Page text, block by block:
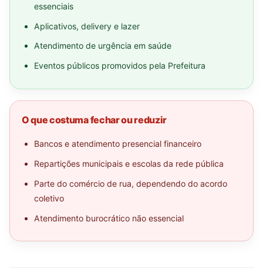
essenciais
Aplicativos, delivery e lazer
Atendimento de urgência em saúde
Eventos públicos promovidos pela Prefeitura
O que costuma fechar ou reduzir
Bancos e atendimento presencial financeiro
Repartições municipais e escolas da rede pública
Parte do comércio de rua, dependendo do acordo
coletivo
Atendimento burocrático não essencial